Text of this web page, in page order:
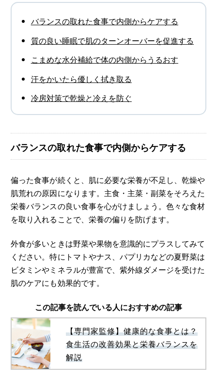
バランスの取れた食事で内側からケアする
質の良い睡眠で肌のターンオーバーを促進する
こまめな水分補給で体の内側からうるおす
汗をかいたら優しく拭き取る
冷房対策で乾燥と冷えを防ぐ
バランスの取れた食事で内側からケアする
偏った食事が続くと、肌に必要な栄養が不足し、乾燥や
肌荒れの原因になります。主食・主菜・副菜をそろえた
栄養バランスの良い食事を心がけましょう。色々な食材
を取り入れることで、栄養の偏りを防げます。
外食が多いときは野菜や果物を意識的にプラスしてみて
ください。特にトマトやナス、パプリカなどの夏野菜は
ビタミンやミネラルが豊富で、紫外線ダメージを受けた
肌のケアにも効果的です。
この記事を読んでいる人におすすめの記事
【専門家監修】健康的な食事とは？
食生活の改善効果と栄養バランスを
解説